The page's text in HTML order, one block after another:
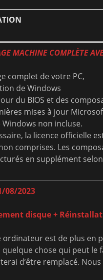
MACHINE COMPLÈTE
complet de votre PC,
de Windows
du BIOS et des
mises à jour
Windows non incluse.
la licence officielle
comprises. Les
en supplément
08/2023
disque +
ordinateur est de plus en
quelque chose qui peut
d’être remplacé.